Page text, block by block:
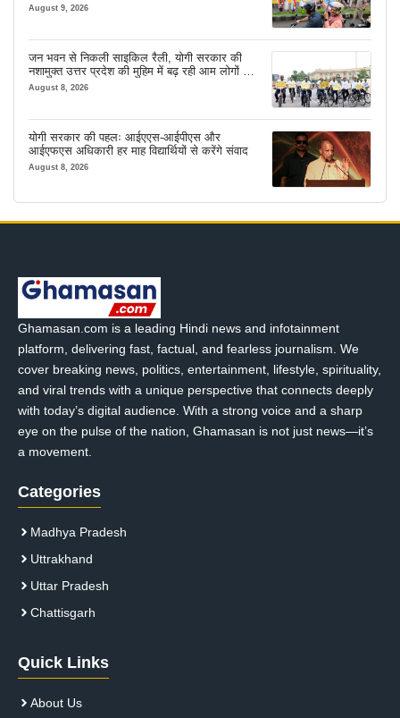
August 9, 2026
जन भवन से निकली साइकिल रैली, योगी सरकार की
नशामुक्त उत्तर प्रदेश की मुहिम में बढ़ रही आम लोगों की
भागीदारी
August 8, 2026
योगी सरकार की पहलः आईएएस-आईपीएस और
आईएफएस अधिकारी हर माह विद्यार्थियों से करेंगे संवाद
August 8, 2026
Ghamasan.com is a leading Hindi news and infotainment
platform, delivering fast, factual, and fearless journalism. We
cover breaking news, politics, entertainment, lifestyle, spirituality,
and viral trends with a unique perspective that connects deeply
with today’s digital audience. With a strong voice and a sharp
eye on the pulse of the nation, Ghamasan is not just news—it’s
a movement.
Categories
Madhya Pradesh
Uttrakhand
Uttar Pradesh
Chattisgarh
Quick Links
About Us